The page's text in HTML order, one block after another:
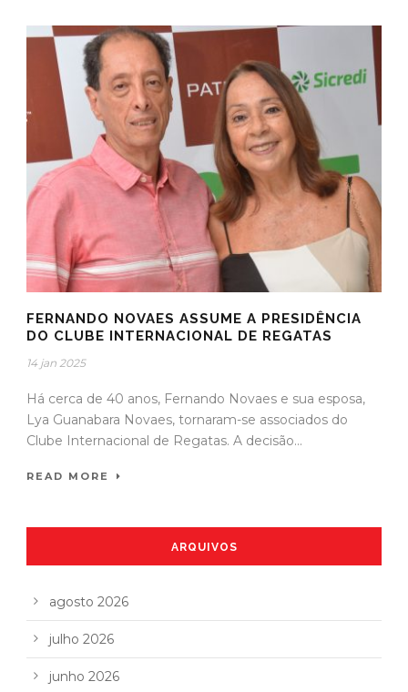
FERNANDO NOVAES ASSUME A PRESIDÊNCIA
DO CLUBE INTERNACIONAL DE REGATAS
14 jan 2025
Há cerca de 40 anos, Fernando Novaes e sua esposa,
Lya Guanabara Novaes, tornaram-se associados do
Clube Internacional de Regatas. A decisão...
READ MORE
ARQUIVOS
agosto 2026
julho 2026
junho 2026